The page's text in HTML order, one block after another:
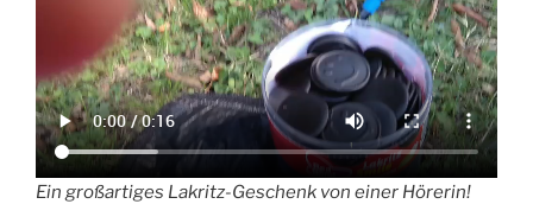
Ein großartiges Lakritz-Geschenk von einer Hörerin!